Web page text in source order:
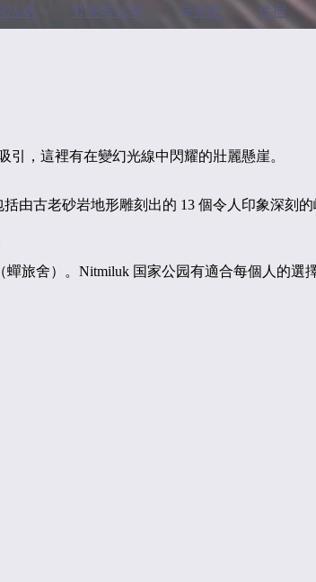
活动 节庆与活动 导览团 住宿
引，這裡有在變幻光線中閃耀的壯麗懸崖。
由古老砂岩地形雕刻出的 13 個令人印象深刻
旅舍）。Nitmiluk 国家公园有適合每個人的選擇